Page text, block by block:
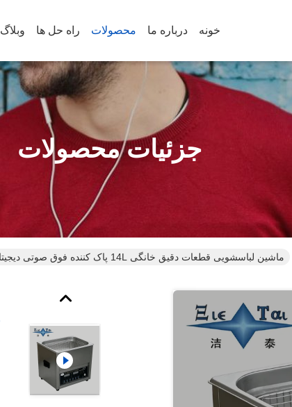
خونه درباره ما محصولات راه حل ها وبلاگ
جزئیات محصولات
ماشین لباسشویی قطعات دقیق خانگی 14L پاک کننده فوق صوتی دیجیتال چند منظوره دو کاره تجاری